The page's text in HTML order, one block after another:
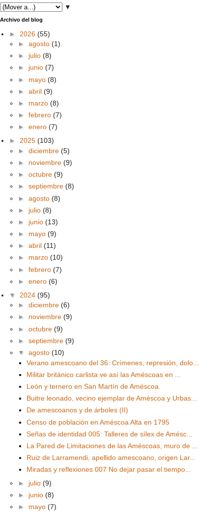
▼
Archivo del blog
► 2026 (55)
► agosto (1)
► julio (8)
► junio (7)
► mayo (8)
► abril (9)
► marzo (8)
► febrero (7)
► enero (7)
► 2025 (103)
► diciembre (5)
► noviembre (9)
► octubre (9)
► septiembre (8)
► agosto (8)
► julio (8)
► junio (13)
► mayo (9)
► abril (11)
► marzo (10)
► febrero (7)
► enero (6)
▼ 2024 (95)
► diciembre (6)
► noviembre (9)
► octubre (9)
► septiembre (9)
▼ agosto (10)
Verano amescoano del 36: Crímenes, represión, dolo...
Militar británico carlista ve así las Améscoas en ...
León y ternero en San Martín de Améscoa.
Buitre leonado, vecino ejemplar de Améscoa y Urbas...
De amescoanos y de árboles (II)
Censo de población en Améscoa Alta en 1795
Señas de identidad 005: Talleres de sílex de Amésc...
La Pared de Limitaciones de las Améscoas, muro de ...
Ruiz de Larramendi, apellido amescoano, origen Lar...
Miradas y reflexiones 007 No dejar pasar el tiempo...
► julio (9)
► junio (8)
► mayo (7)